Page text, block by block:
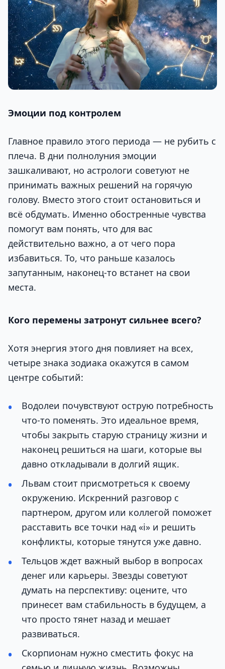
Эмоции под контролем
Главное правило этого периода — не рубить с
плеча. В дни полнолуния эмоции
зашкаливают, но астрологи советуют не
принимать важных решений на горячую
голову. Вместо этого стоит остановиться и
всё обдумать. Именно обостренные чувства
помогут вам понять, что для вас
действительно важно, а от чего пора
избавиться. То, что раньше казалось
запутанным, наконец-то встанет на свои
места.
Кого перемены затронут сильнее всего?
Хотя энергия этого дня повлияет на всех,
четыре знака зодиака окажутся в самом
центре событий:
Водолеи почувствуют острую потребность
что-то поменять. Это идеальное время,
чтобы закрыть старую страницу жизни и
наконец решиться на шаги, которые вы
давно откладывали в долгий ящик.
Львам стоит присмотреться к своему
окружению. Искренний разговор с
партнером, другом или коллегой поможет
расставить все точки над «i» и решить
конфликты, которые тянутся уже давно.
Тельцов ждет важный выбор в вопросах
денег или карьеры. Звезды советуют
думать на перспективу: оцените, что
принесет вам стабильность в будущем, а
что просто тянет назад и мешает
развиваться.
Скорпионам нужно сместить фокус на